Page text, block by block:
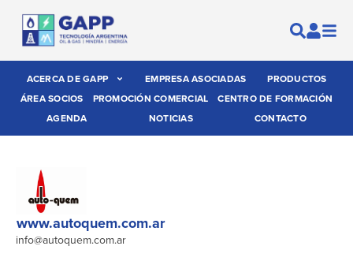
ACERCA DE GAPP EMPRESA ASOCIADAS
PRODUCTOS
ÁREA SOCIOS
PROMOCIÓN COMERCIAL
CENTRO DE FORMACIÓN
AGENDA
NOTICIAS CONTACTO
www.autoquem.com.ar
info@autoquem.com.ar